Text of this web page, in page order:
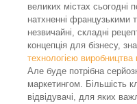
великих містах сьогодні
натхненні французькими
незвичайні, складні
концепція для бізнесу,
технологією виробництва
Але буде потрібна
маркетингом. Більшість
відвідувачі, для яких